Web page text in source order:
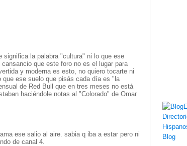
significa la palabra "cultura" ni lo que ese
que este foro no es el lugar para
y moderna es esto, no quiero tocarte ni
ese suelo que pisás cada día es "la
de Red Bull que en tres meses no está
haciéndole notas al "Colorado" de Omar
ese salio al aire. sabia q iba a estar pero ni
de canal 4.